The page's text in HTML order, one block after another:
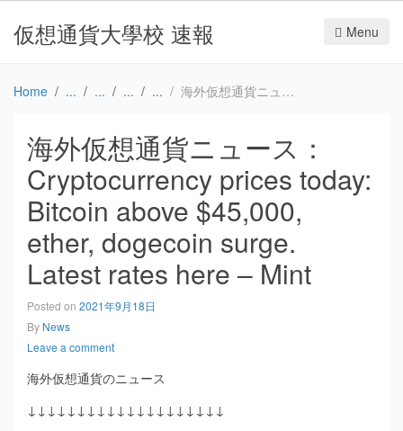
仮想通貨大學校 速報 Menu
Home 海外仮想通貨ニュース：Cryptocurrency prices today: Bitcoin above $45,000, ether, dogecoin surge. Latest rates here – Mint
海外仮想通貨ニュース：
Cryptocurrency prices today:
Bitcoin above $45,000,
ether, dogecoin surge.
Latest rates here – Mint
Posted on 2021年9月18日
By News
Leave a comment
海外仮想通貨のニュース
↓↓↓↓↓↓↓↓↓↓↓↓↓↓↓↓↓↓↓↓